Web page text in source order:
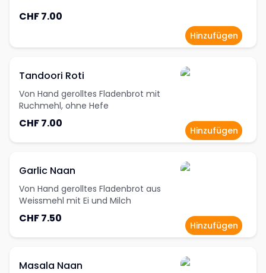
CHF 7.00
Hinzufügen
Tandoori Roti
Von Hand gerolltes Fladenbrot mit
Ruchmehl, ohne Hefe
CHF 7.00
Hinzufügen
Garlic Naan
Von Hand gerolltes Fladenbrot aus
Weissmehl mit Ei und Milch
CHF 7.50
Hinzufügen
Masala Naan